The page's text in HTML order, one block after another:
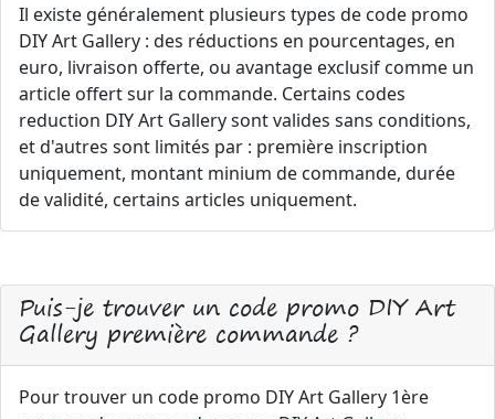
Il existe généralement plusieurs types de code promo
DIY Art Gallery : des réductions en pourcentages, en
euro, livraison offerte, ou avantage exclusif comme un
article offert sur la commande. Certains codes
reduction DIY Art Gallery sont valides sans conditions,
et d'autres sont limités par : première inscription
uniquement, montant minium de commande, durée
de validité, certains articles uniquement.
Puis-je trouver un code promo DIY Art
Gallery première commande ?
Pour trouver un code promo DIY Art Gallery 1ère